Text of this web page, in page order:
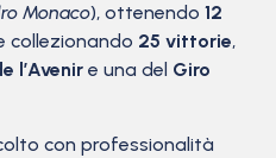
Monaco), ottenendo 12
collezionando 25 vittorie,
l’Avenir e una del Giro
con professionalità